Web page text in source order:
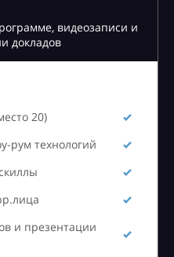
видеозаписи и
докладов
20)
рум технологий
и презентации